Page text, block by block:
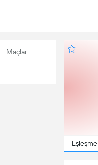
Maçlar
Eşleşme